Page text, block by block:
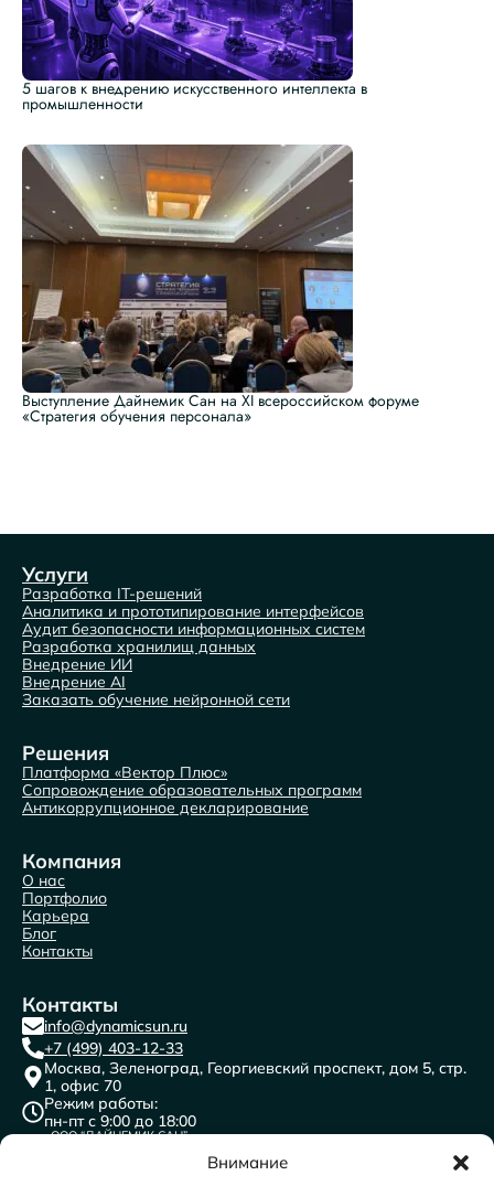
Внимание
5 шагов к внедрению искусственного интеллекта в
промышленности
Выступление Дайнемик Сан на XI всероссийском форуме
«Стратегия обучения персонала»
Услуги
Разработка IT-решений
Аналитика и прототипирование интерфейсов
Аудит безопасности информационных систем
Разработка хранилищ данных
Внедрение ИИ
Внедрение AI
Заказать обучение нейронной сети
Решения
Платформа «Вектор Плюс»
Сопровождение образовательных программ
Антикоррупционное декларирование
Компания
О нас
Портфолио
Карьера
Блог
Контакты
Контакты
info@dynamicsun.ru
+7 (499) 403-12-33
Москва, Зеленоград, Георгиевский проспект, дом 5, стр.
1, офис 70
Режим работы:
пн-пт с 9:00 до 18:00
ООО “ДАЙНЕМИК САН”